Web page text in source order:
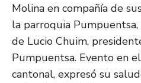
Molina en compañía de
la parroquia Pumpuentsa,
de Lucio Chuim,
Pumpuentsa. Evento en
cantonal, expresó su